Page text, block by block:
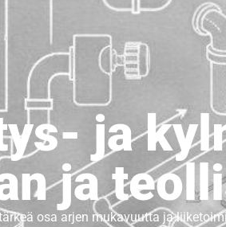
ja
ja
osa arjen mukavuutta ja